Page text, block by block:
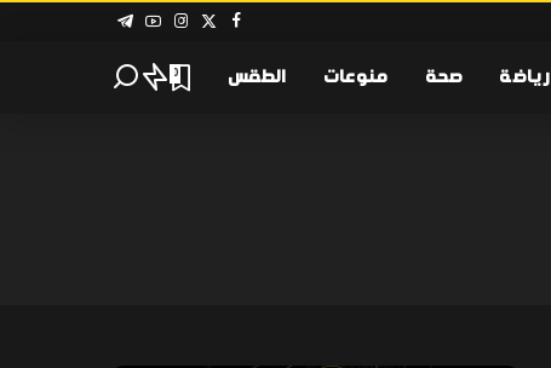
رياضة صحة منوعات الطقس 0